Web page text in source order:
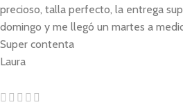
precioso, talla perfecto, la entrega
domingo y me llegó un martes a
Super contenta
Laura